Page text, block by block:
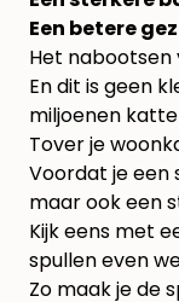
Een betere
Het nabootsen
En dit is geen
miljoenen
Tover je
Voordat je een
maar ook een
Kijk eens met
spullen even
Zo maak je de